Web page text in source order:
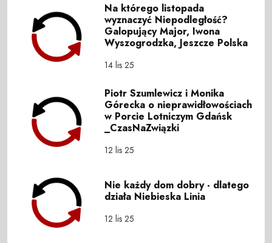
Na którego listopada
wyznaczyć Niepodległość?
Galopujący Major, Iwona
Wyszogrodzka, Jeszcze Polska
14 lis 25
Piotr Szumlewicz i Monika
Górecka o nieprawidłowościach
w Porcie Lotniczym Gdańsk
_CzasNaZwiązki
12 lis 25
Nie każdy dom dobry - dlatego
działa Niebieska Linia
12 lis 25